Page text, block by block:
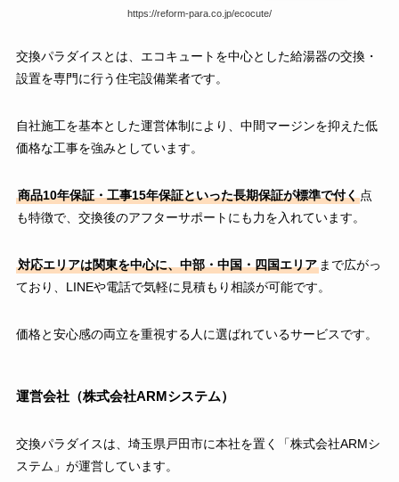
https://reform-para.co.jp/ecocute/
交換パラダイスとは、エコキュートを中心とした給湯器の交換・
設置を専門に行う住宅設備業者です。
自社施工を基本とした運営体制により、中間マージンを抑えた低
価格な工事を強みとしています。
商品10年保証・工事15年保証といった長期保証が標準で付く点
も特徴で、交換後のアフターサポートにも力を入れています。
対応エリアは関東を中心に、中部・中国・四国エリアまで広がっ
ており、LINEや電話で気軽に見積もり相談が可能です。
価格と安心感の両立を重視する人に選ばれているサービスです。
運営会社（株式会社ARMシステム）
交換パラダイスは、埼玉県戸田市に本社を置く「株式会社ARMシ
ステム」が運営しています。